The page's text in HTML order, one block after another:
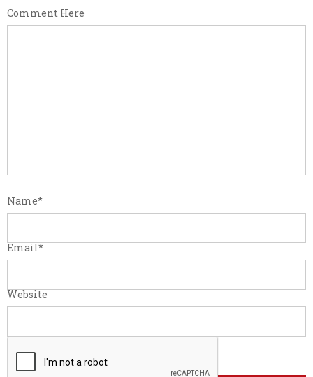
Comment Here
Name*
Email*
Website